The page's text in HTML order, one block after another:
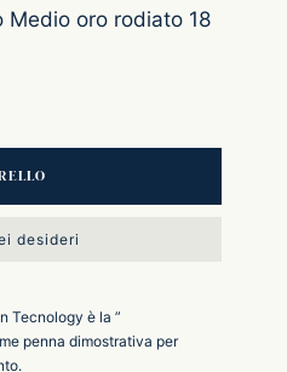
Medio oro rodiato 18
desideri
Tecnology è la ”
penna dimostrativa per